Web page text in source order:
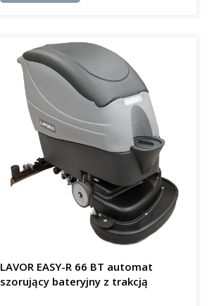
LAVOR EASY-R 66 BT automat
szorujący bateryjny z trakcją